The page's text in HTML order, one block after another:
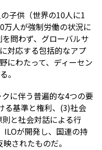
子供（世界の10人に1
万人が強制労働の状況に
問わず、グローバルサ
対応する包括的なアプ
にわたって、ディーセン
。
に伴う普遍的な4つの要
る基準と権利、(3)社会
と社会対話による行
ILOが開発し、国連の持
されたものだ。